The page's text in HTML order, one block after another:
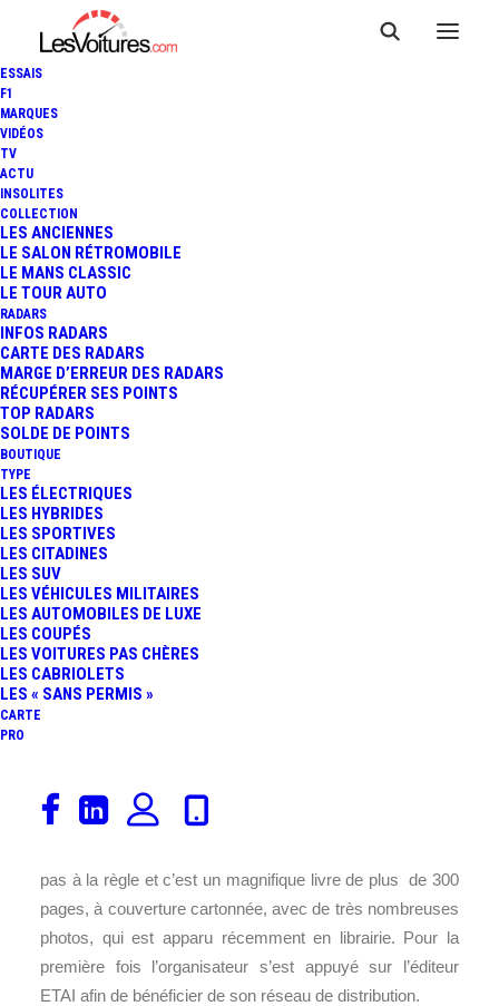
ESSAIS
F1
MARQUES
VIDÉOS
TV
ACTU
INSOLITES
COLLECTION
LES ANCIENNES
LE SALON RÉTROMOBILE
LE MANS CLASSIC
LE TOUR AUTO
RADARS
INFOS RADARS
CARTE DES RADARS
MARGE D’ERREUR DES RADARS
RÉCUPÉRER SES POINTS
TOP RADARS
SOLDE DE POINTS
BOUTIQUE
TYPE
LES ÉLECTRIQUES
LES HYBRIDES
LES SPORTIVES
LES CITADINES
LES SUV
LES VÉHICULES MILITAIRES
LES AUTOMOBILES DE LUXE
LES COUPÉS
LES VOITURES PAS CHÈRES
LES CABRIOLETS
LES « SANS PERMIS »
CARTE
PRO
OUVRAGE DE L'ÉDITION DU
25ÈME ANNIVERSAIRE
2 Minutes
C’est toujours très opportunément, à la veille de Noël, que
Patrick Peter et son organisation sortent leur traditionnel
pas à la règle et c’est un magnifique livre de plus de 300
pages, à couverture cartonnée, avec de très nombreuses
photos, qui est apparu récemment en librairie. Pour la
première fois l’organisateur s’est appuyé sur l’éditeur
ETAI afin de bénéficier de son réseau de distribution.